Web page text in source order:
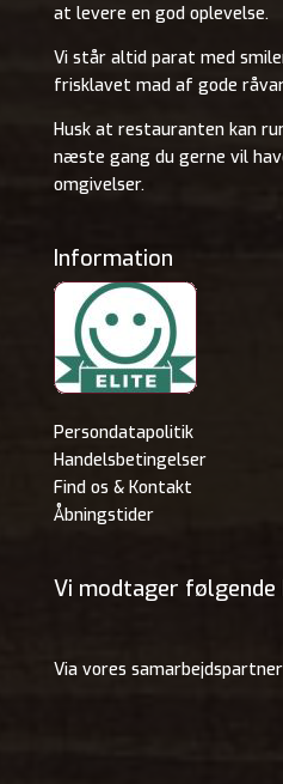
at levere en god oplevelse.
Vi står altid parat med
frisklavet mad af gode
Husk at restauranten kan
næste gang du gerne vil
omgivelser.
Information
Persondatapolitik
Handelsbetingelser
Find os & Kontakt
Åbningstider
Vi modtager
Via vores samarbejdspartner